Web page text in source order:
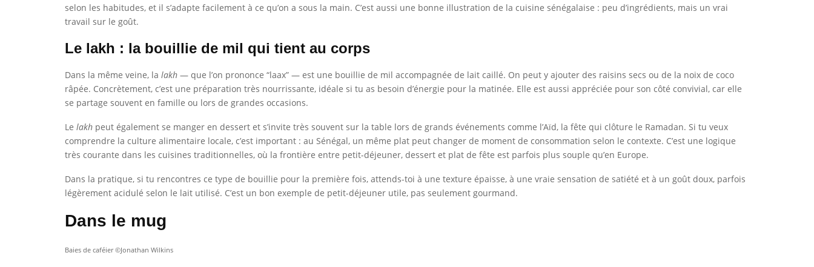
selon les habitudes, et il s’adapte facilement à ce qu’on a sous la main. C’est aussi une bonne illustration de la cuisine sénégalaise : peu d’ingrédients, mais un vrai
travail sur le goût.
Le lakh : la bouillie de mil qui tient au corps
Dans la même veine, la lakh — que l’on prononce “laax” — est une bouillie de mil accompagnée de lait caillé. On peut y ajouter des raisins secs ou de la noix de coco
râpée. Concrètement, c’est une préparation très nourrissante, idéale si tu as besoin d’énergie pour la matinée. Elle est aussi appréciée pour son côté convivial, car elle
se partage souvent en famille ou lors de grandes occasions.
Le lakh peut également se manger en dessert et s’invite très souvent sur la table lors de grands événements comme l’Aïd, la fête qui clôture le Ramadan. Si tu veux
comprendre la culture alimentaire locale, c’est important : au Sénégal, un même plat peut changer de moment de consommation selon le contexte. C’est une logique
très courante dans les cuisines traditionnelles, où la frontière entre petit-déjeuner, dessert et plat de fête est parfois plus souple qu’en Europe.
Dans la pratique, si tu rencontres ce type de bouillie pour la première fois, attends-toi à une texture épaisse, à une vraie sensation de satiété et à un goût doux, parfois
légèrement acidulé selon le lait utilisé. C’est un bon exemple de petit-déjeuner utile, pas seulement gourmand.
Dans le mug
Baies de caféier ©Jonathan Wilkins